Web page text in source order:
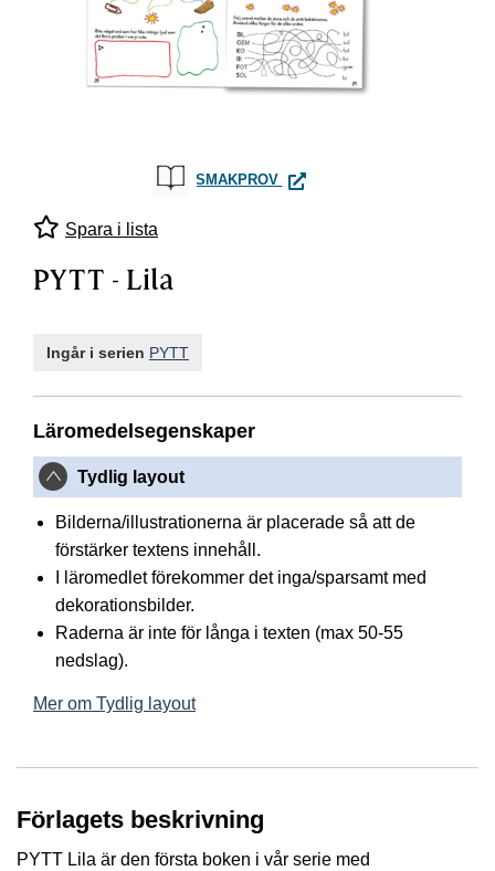
SMAKPROV PYTT - LILA
Spara i lista
PYTT - Lila
Ingår i serien PYTT
Läromedelsegenskaper
Tydlig layout
Bilderna/illustrationerna är placerade så att de
förstärker textens innehåll.
I läromedlet förekommer det inga/sparsamt med
dekorationsbilder.
Raderna är inte för långa i texten (max 50-55
nedslag).
Mer om Tydlig layout
Förlagets beskrivning
PYTT Lila är den första boken i vår serie med